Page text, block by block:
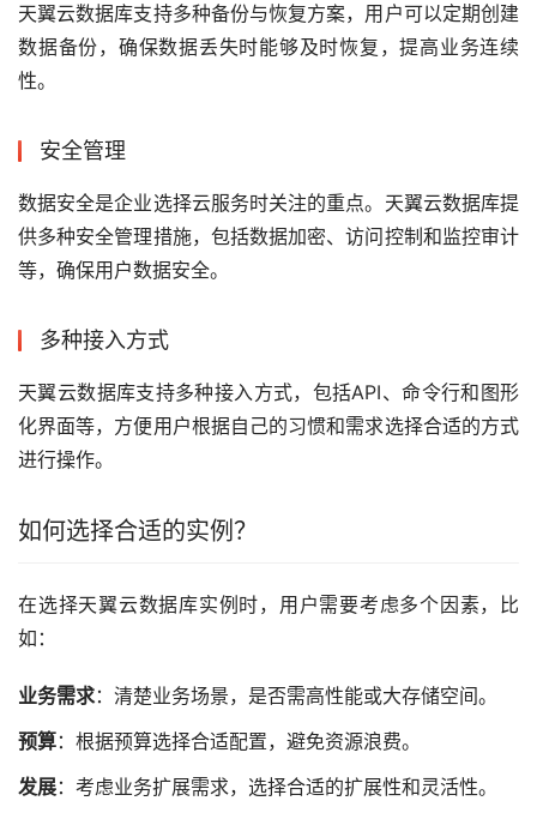
天翼云数据库支持多种备份与恢复方案，用户可以定期创建
数据备份，确保数据丢失时能够及时恢复，提高业务连续
性。
安全管理
数据安全是企业选择云服务时关注的重点。天翼云数据库提
供多种安全管理措施，包括数据加密、访问控制和监控审计
等，确保用户数据安全。
多种接入方式
天翼云数据库支持多种接入方式，包括API、命令行和图形
化界面等，方便用户根据自己的习惯和需求选择合适的方式
进行操作。
如何选择合适的实例？
在选择天翼云数据库实例时，用户需要考虑多个因素，比
如：
业务需求：清楚业务场景，是否需高性能或大存储空间。
预算：根据预算选择合适配置，避免资源浪费。
发展：考虑业务扩展需求，选择合适的扩展性和灵活性。